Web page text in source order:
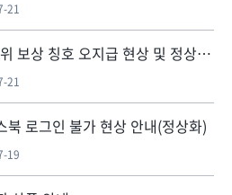
21
[안내] PvP 시뮬레이션 순위 보상 칭호 오지급 현상 및 정상 지급 안내
21
로그인 불가 현상 안내(정상화)
19